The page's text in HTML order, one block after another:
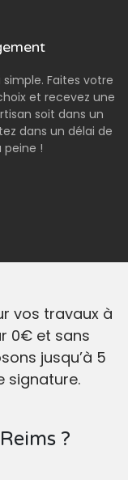
Faites votre
et recevez une
soit dans un
dans un délai de
peine !
vos travaux à
0€ et sans
jusqu’à 5
signature.
?